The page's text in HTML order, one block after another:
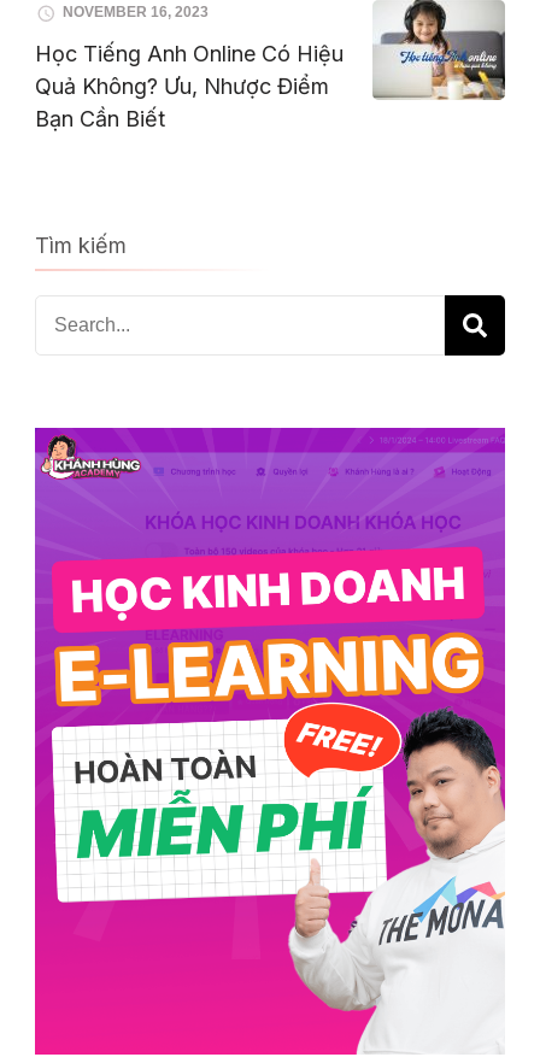
NOVEMBER 16, 2023
Học Tiếng Anh Online Có Hiệu
Quả Không? Ưu, Nhược Điểm
Bạn Cần Biết
Tìm kiếm
Search
for: